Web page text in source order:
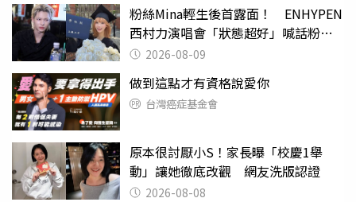
粉絲Mina輕生後首露面！ ENHYPEN
西村力演唱會「狀態超好」喊話粉
絲：我們心意相通
2026-08-09
做到這點才有資格說愛你
台灣癌症基金會
原本很討厭小S！家長曝「校慶1舉
動」讓她徹底改觀 網友洗版認證
2026-08-08